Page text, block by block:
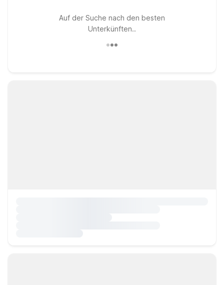
Auf der Suche nach den besten
Unterkünften..